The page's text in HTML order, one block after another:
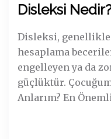
Disleksi
Disleksi, genellikle
hesaplama
engelleyen ya da
güçlüktür.
Anlarım? En